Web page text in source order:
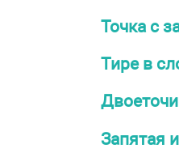
Точка с
Тире в
Запятая